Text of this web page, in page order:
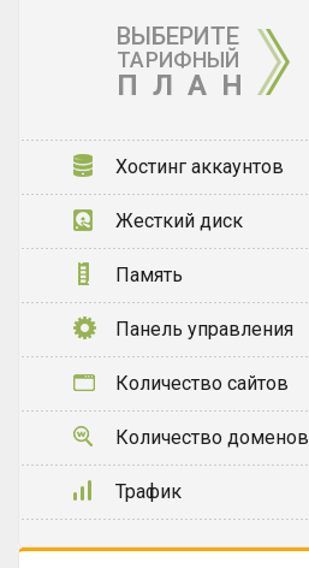
ВЫБЕРИТЕ
ТАРИФНЫЙ
ПЛАН
Хостинг аккаунтов
Жесткий диск
Память
Панель управления
Количество сайтов
Количество доменов
Трафик